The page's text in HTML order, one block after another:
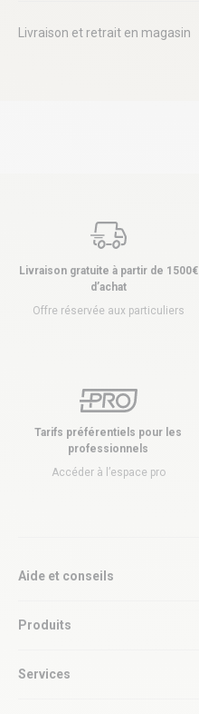
Livraison et retrait en magasin
Livraison gratuite à partir de 1500€
d’achat
Offre réservée aux particuliers
Tarifs préférentiels pour les
professionnels
Accéder à l’espace pro
Aide et conseils
Produits
Services